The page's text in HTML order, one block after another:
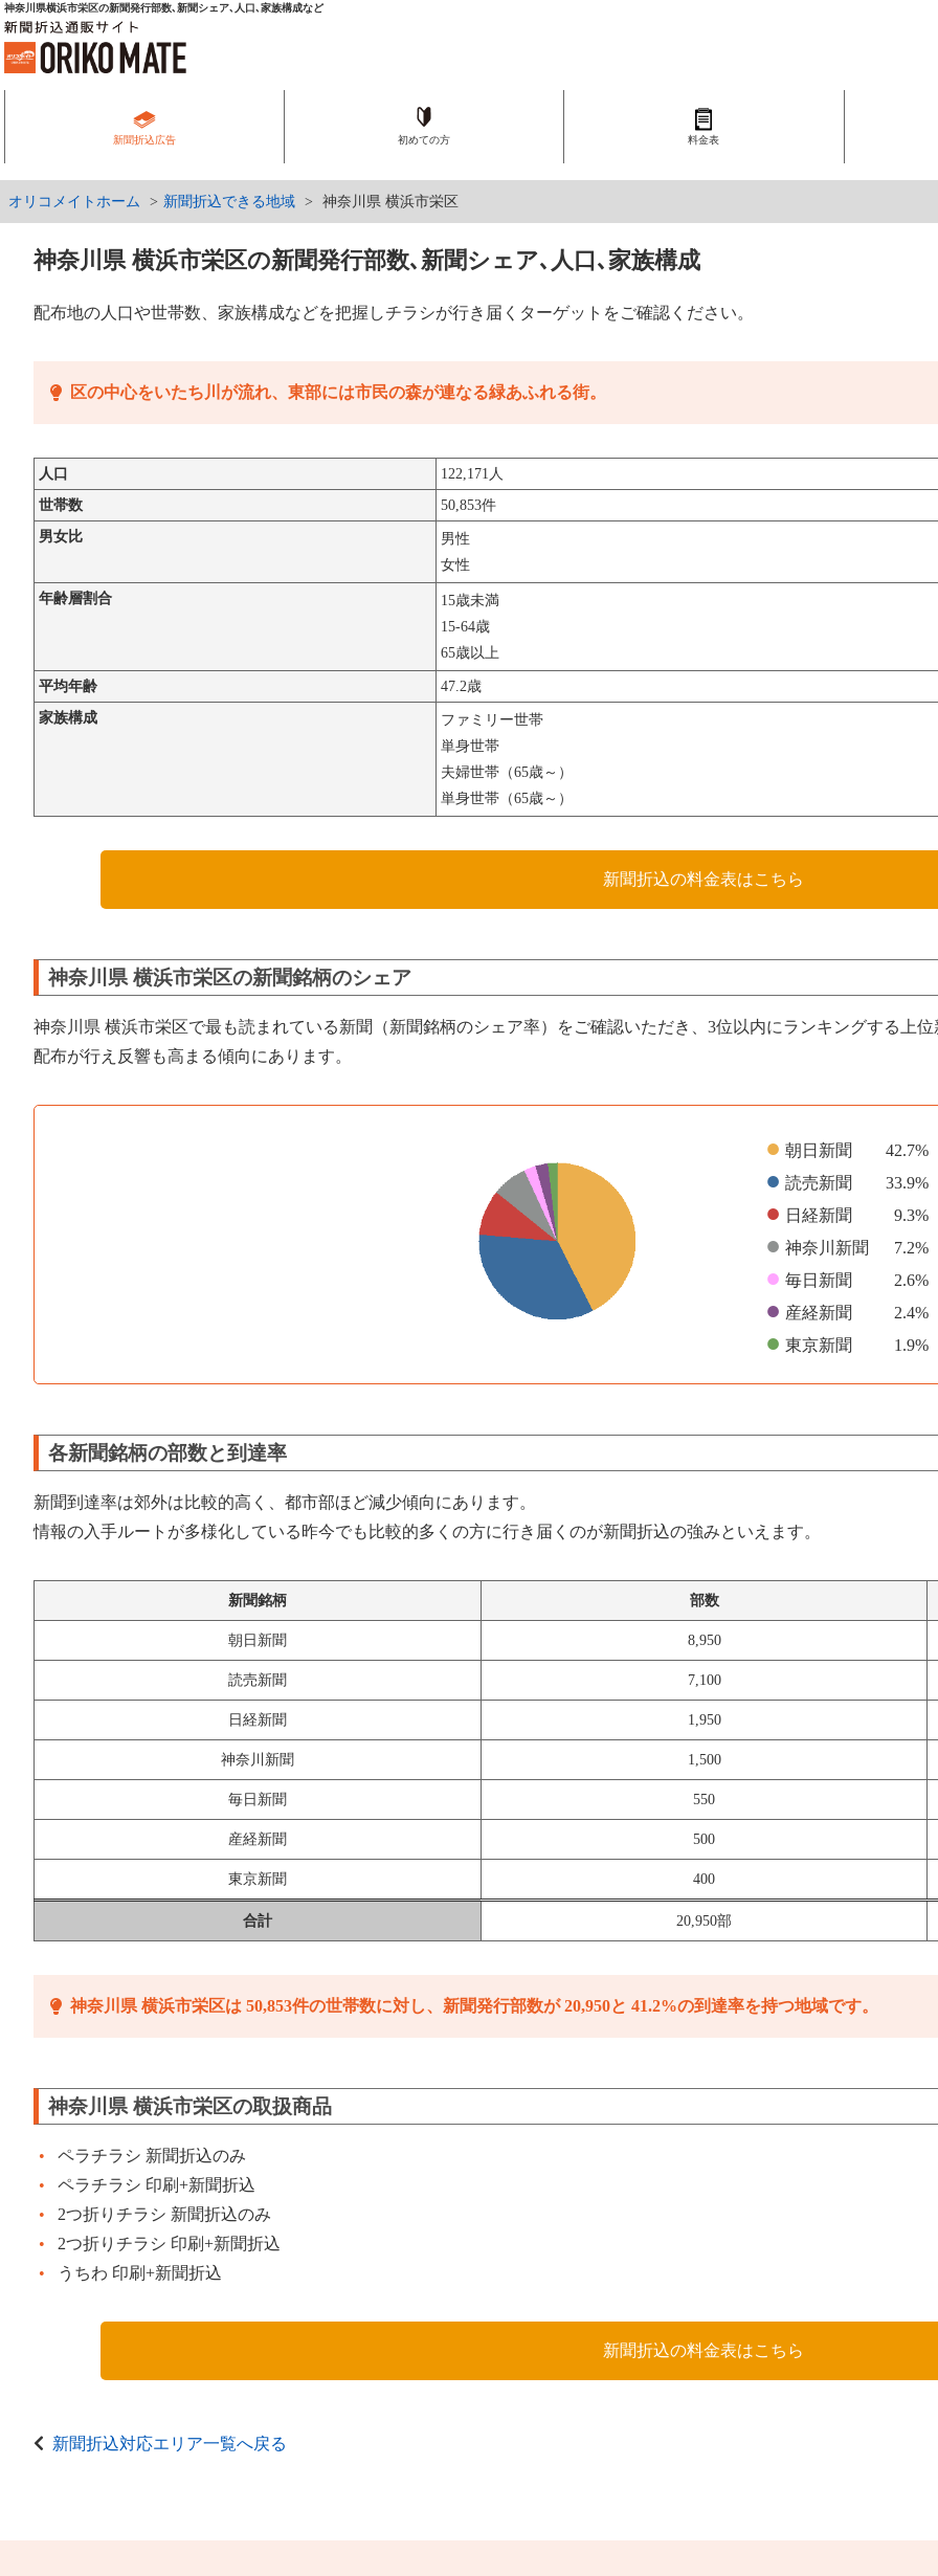
神奈川県横浜市栄区の新聞発行部数､新聞シェア､人口､家族構成など
新聞折込広告 初めての方 料金表
オリコメイトホーム 新聞折込できる地域 神奈川県 横浜市栄区
神奈川県 横浜市栄区の新聞発行部数､新聞シェア､人口､家族構成
配布地の人口や世帯数、家族構成などを把握しチラシが行き届くターゲットをご確認ください。
区の中心をいたち川が流れ、東部には市民の森が連なる緑あふれる街。
人口
122,171人
世帯数
50,853件
男女比
男性
女性
年齢層割合
15歳未満
15-64歳
65歳以上
平均年齢
47.2歳
家族構成
ファミリー世帯
単身世帯
夫婦世帯（65歳～）
単身世帯（65歳～）
新聞折込の料金表はこちら
神奈川県 横浜市栄区の新聞銘柄のシェア
神奈川県 横浜市栄区で最も読まれている新聞（新聞銘柄のシェア率）をご確認いただき、3位以内にランキングする上
配布が行え反響も高まる傾向にあります。
● 朝日新聞 42.7%
● 読売新聞 33.9%
● 日経新聞 9.3%
● 神奈川新聞 7.2%
● 毎日新聞 2.6%
● 産経新聞 2.4%
● 東京新聞 1.9%
各新聞銘柄の部数と到達率
新聞到達率は郊外は比較的高く、都市部ほど減少傾向にあります。
情報の入手ルートが多様化している昨今でも比較的多くの方に行き届くのが新聞折込の強みといえます。
新聞銘柄 部数
朝日新聞 8,950
読売新聞 7,100
日経新聞 1,950
神奈川新聞 1,500
毎日新聞 550
産経新聞 500
東京新聞 400
合計 20,950部
神奈川県 横浜市栄区は 50,853件の世帯数に対し、新聞発行部数が 20,950と 41.2%の到達率を持つ地域です。
神奈川県 横浜市栄区の取扱商品
ペラチラシ 新聞折込のみ
ペラチラシ 印刷+新聞折込
2つ折りチラシ 新聞折込のみ
2つ折りチラシ 印刷+新聞折込
うちわ 印刷+新聞折込
新聞折込の料金表はこちら
新聞折込対応エリア一覧へ戻る